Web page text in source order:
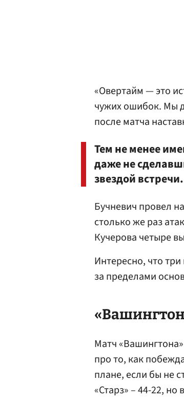
«Овертайм — это
чужих ошибок. Мы
после матча
Тем не менее
даже не
звездой встречи.
Бучневич провел
столько же раз
Кучерова четыре
Интересно, что
за пределами
Матч
про то, как
плане, если бы не
«Старз» – 44-22, но